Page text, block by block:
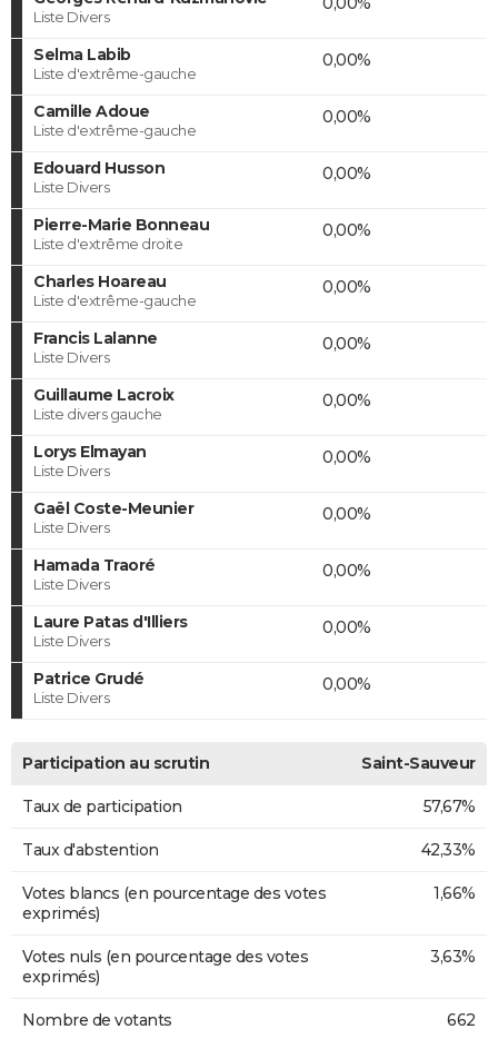
Liste Divers
Selma Labib
Liste d'extrême-gauche
0,00%
Camille Adoue
Liste d'extrême-gauche
0,00%
Edouard Husson
Liste Divers
0,00%
Pierre-Marie Bonneau
Liste d'extrême droite
0,00%
Charles Hoareau
Liste d'extrême-gauche
0,00%
Francis Lalanne
Liste Divers
0,00%
Guillaume Lacroix
Liste divers gauche
0,00%
Lorys Elmayan
Liste Divers
0,00%
Gaël Coste-Meunier
Liste Divers
0,00%
Hamada Traoré
Liste Divers
0,00%
Laure Patas d'Illiers
Liste Divers
0,00%
Patrice Grudé
Liste Divers
0,00%
Participation au scrutin Saint-Sauveur
Taux de participation 57,67%
Taux d'abstention 42,33%
Votes blancs (en pourcentage des votes
exprimés)
1,66%
Votes nuls (en pourcentage des votes
exprimés)
3,63%
Nombre de votants 662